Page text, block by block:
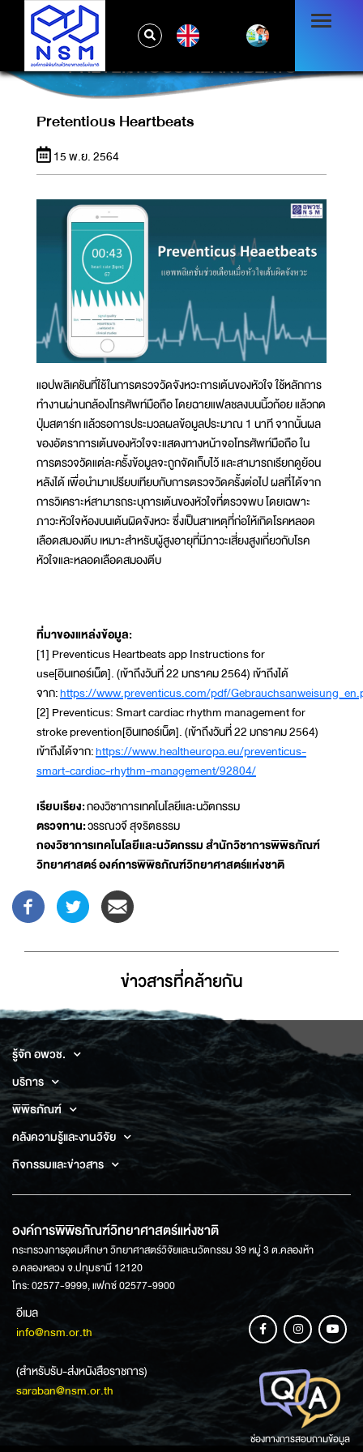
PRETENTIOUS HEARTBEATS
Pretentious Heartbeats
15 พ.ย. 2564
แอปพลิเคชันที่ใช้ในการตรวจวัดจังหวะการเต้นของหัวใจ ใช้หลักการ
ทำงานผ่านกล้องโทรศัพท์มือถือ โดยฉายแฟลชลงบนนิ้วก้อย แล้วกด
ปุ่มสตาร์ท แล้วรอการประมวลผลข้อมูลประมาณ 1 นาที จากนั้นผล
ของอัตราการเต้นของหัวใจจะแสดงทางหน้าจอโทรศัพท์มือถือ ใน
การตรวจวัดแต่ละครั้งข้อมูลจะถูกจัดเก็บไว้ และสามารถเรียกดูย้อน
หลังได้ เพื่อนำมาเปรียบเทียบกับการตรวจวัดครั้งต่อไป ผลที่ได้จาก
การวิเคราะห์สามารถระบุการเต้นของหัวใจที่ตรวจพบ โดยเฉพาะ
ภาวะหัวใจห้องบนเต้นผิดจังหวะ ซึ่งเป็นสาเหตุที่ก่อให้เกิดโรคหลอด
เลือดสมองตีบ เหมาะสำหรับผู้สูงอายุที่มีภาวะเสี่ยงสูงเกี่ยวกับโรค
หัวใจและหลอดเลือดสมองตีบ
ที่มาของแหล่งข้อมูล:
[1] Preventicus Heartbeats app Instructions for
use[อินเทอร์เน็ต]. (เข้าถึงวันที่ 22 มกราคม 2564) เข้าถึงได้
จาก:https://www.preventicus.com/pdf/
[2] Preventicus: Smart cardiac rhythm management for
stroke prevention[อินเทอร์เน็ต]. (เข้าถึงวันที่ 22 มกราคม 2564)
เข้าถึงได้จาก:https://www.healtheuropa.eu/preventicus-
smart-cardiac-rhythm-management/92804/
เรียบเรียง:กองวิชาการเทคโนโลยีและนวัตกรรม
ตรวจทาน:วรรณวจี สุจริตธรรม
กองวิชาการเทคโนโลยีและนวัตกรรม สำนักวิชาการพิพิธภัณฑ์
วิทยาศาสตร์ องค์การพิพิธภัณฑ์วิทยาศาสตร์แห่งชาติ
ข่าวสารที่่คล้ายกัน
รู้จัก อพวช.
บริการ
พิพิธภัณฑ์
คลังความรู้และงานวิจัย
กิจกรรมและข่าวสาร
องค์การพิพิธภัณฑ์วิทยาศาสตร์แห่งชาติ
กระทรวงการอุดมศึกษา วิทยาศาสตร์วิจัยและนวัตกรรม 39 หมู่ 3 ต.คลองห้า
อ.คลองหลวง จ.ปทุมธานี 12120
โทร: 02577-9999, แฟกซ์ 02577-9900
อีเมล
info@nsm.or.th
(สำหรับรับ-ส่งหนังสือราชการ)
saraban@nsm.or.th
ช่องทางการสอบถามข้อมูล